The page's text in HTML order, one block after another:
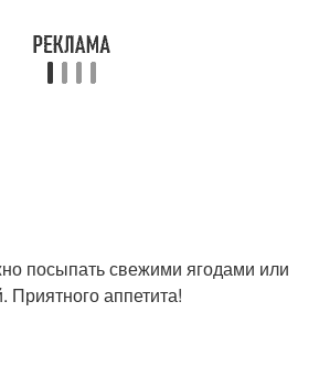
посыпать свежими ягодами или
Приятного аппетита!